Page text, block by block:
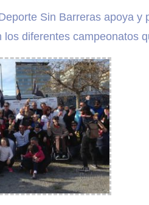
Sin Barreras apoya
los diferentes campeonatos